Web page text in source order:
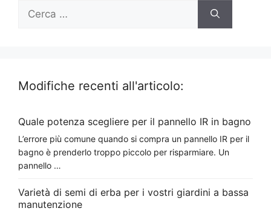
Ricerca
Modifiche recenti all'articolo:
Quale potenza scegliere per il pannello IR in bagno
L’errore più comune quando si compra un pannello IR per il
bagno è prenderlo troppo piccolo per risparmiare. Un
pannello …
Varietà di semi di erba per i vostri giardini a bassa
manutenzione